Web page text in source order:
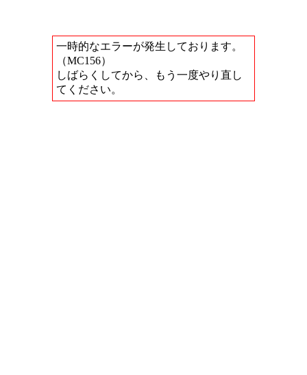
一時的なエラーが発生しております。
（MC156）
しばらくしてから、もう一度やり直し
てください。